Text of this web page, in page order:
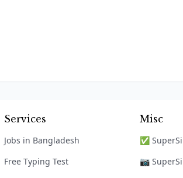
Services
Jobs in Bangladesh
Free Typing Test
Misc
✅
📷